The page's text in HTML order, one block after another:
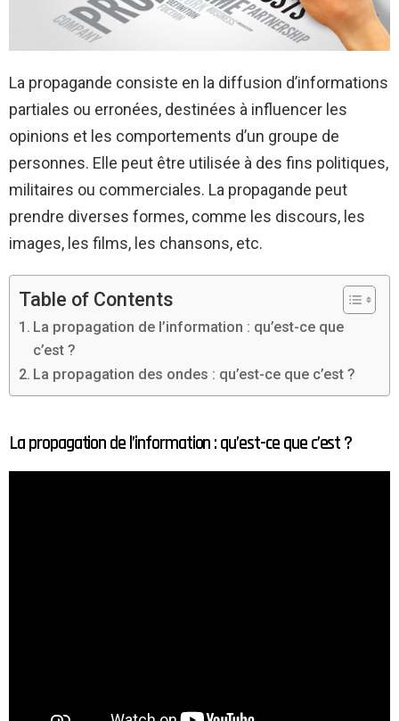
La propagande consiste en la diffusion d’informations
partiales ou erronées, destinées à influencer les
opinions et les comportements d’un groupe de
personnes. Elle peut être utilisée à des fins politiques,
militaires ou commerciales. La propagande peut
prendre diverses formes, comme les discours, les
images, les films, les chansons, etc.
Table of Contents
La propagation de l’information : qu’est-ce que
c’est ?
La propagation des ondes : qu’est-ce que c’est ?
La propagation de l’information : qu’est-ce que c’est ?